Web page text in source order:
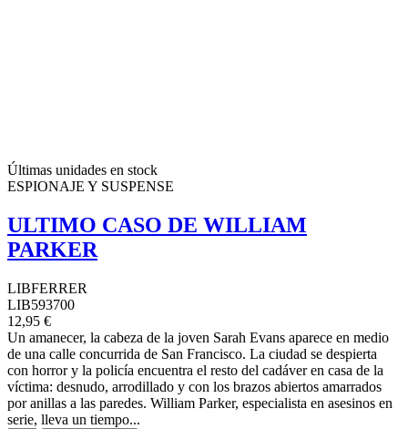
Últimas unidades en stock
ESPIONAJE Y SUSPENSE
ULTIMO CASO DE WILLIAM
PARKER
LIBFERRER
LIB593700
12,95 €
Un amanecer, la cabeza de la joven Sarah Evans aparece en medio
de una calle concurrida de San Francisco. La ciudad se despierta
con horror y la policía encuentra el resto del cadáver en casa de la
víctima: desnudo, arrodillado y con los brazos abiertos amarrados
por anillas a las paredes. William Parker, especialista en asesinos en
serie, lleva un tiempo...